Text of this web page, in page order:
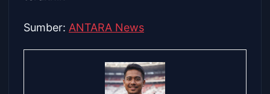
Sumber: ANTARA News